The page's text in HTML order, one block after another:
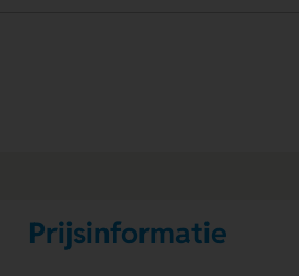
Prijsinformatie